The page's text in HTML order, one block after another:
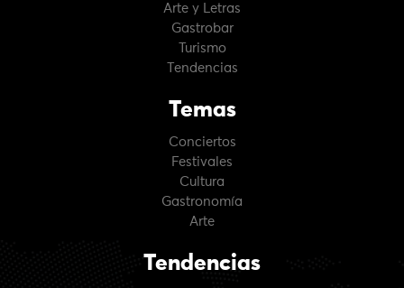
Arte y Letras
Gastrobar
Turismo
Tendencias
Temas
Conciertos
Festivales
Cultura
Gastronomía
Arte
Tendencias